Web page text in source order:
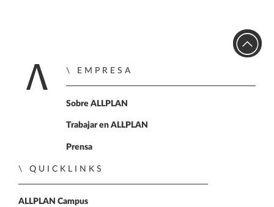
Home
EMPRESA
Sobre ALLPLAN
Trabajar en ALLPLAN
Prensa
QUICKLINKS
ALLPLAN Campus